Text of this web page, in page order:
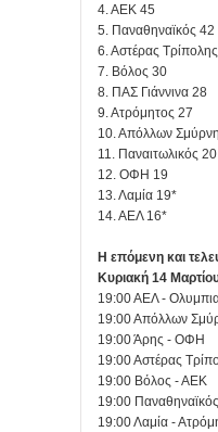
4. ΑΕΚ 45
5. Παναθηναϊκός 42
6. Αστέρας
7. Βόλος 30
8. ΠΑΣ Γιάννινα 28
9. Ατρόμητος 27
10. Απόλλων
11. Παναιτωλικός 20
12. ΟΦΗ 19
13. Λαμία 19*
14. ΑΕΛ 16*
Η επόμενη και
Κυριακή 14
19:00 ΑΕΛ -
19:00 Απόλλων
19:00 Άρης - ΟΦΗ
19:00 Αστέρας
19:00 Βόλος - ΑΕΚ
19:00
19:00 Λαμία -